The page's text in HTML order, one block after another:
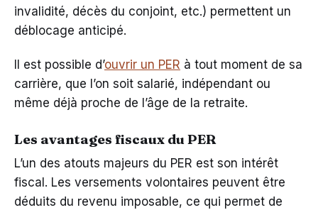
invalidité, décès du conjoint, etc.) permettent un
déblocage anticipé.
Il est possible d’ouvrir un PER à tout moment de sa
carrière, que l’on soit salarié, indépendant ou
même déjà proche de l’âge de la retraite.
Les avantages fiscaux du PER
L’un des atouts majeurs du PER est son intérêt
fiscal. Les versements volontaires peuvent être
déduits du revenu imposable, ce qui permet de